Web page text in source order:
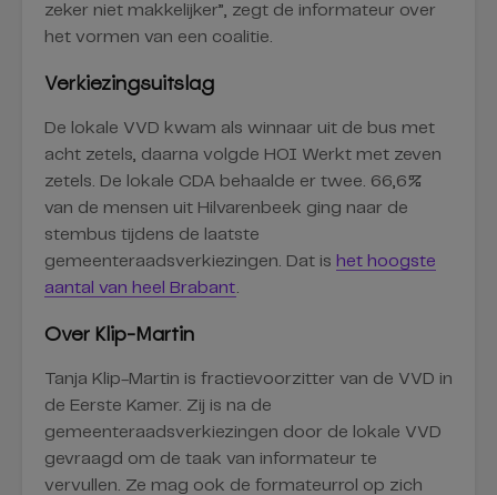
zeker niet makkelijker”, zegt de informateur over
het vormen van een coalitie.
Verkiezingsuitslag
De lokale VVD kwam als winnaar uit de bus met
acht zetels, daarna volgde HOI Werkt met zeven
zetels. De lokale CDA behaalde er twee. 66,6%
van de mensen uit Hilvarenbeek ging naar de
stembus tijdens de laatste
gemeenteraadsverkiezingen. Dat is het hoogste
aantal van heel Brabant
Over Klip-Martin
Tanja Klip-Martin is fractievoorzitter van de VVD in
de Eerste Kamer. Zij is na de
gemeenteraadsverkiezingen door de lokale VVD
gevraagd om de taak van informateur te
vervullen. Ze mag ook de formateurrol op zich